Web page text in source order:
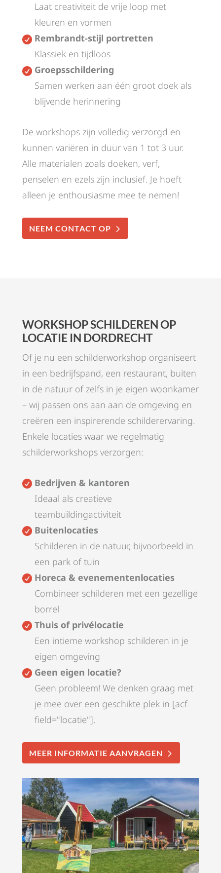
Laat creativiteit de vrije loop met
kleuren en vormen
 Rembrandt-stijl portretten
Klassiek en tijdloos
 Groepsschildering
Samen werken aan één groot doek als
blijvende herinnering
De workshops zijn volledig verzorgd en
kunnen variëren in duur van 1 tot 3 uur.
Alle materialen zoals doeken, verf,
penselen en ezels zijn inclusief. Je hoeft
alleen je enthousiasme mee te nemen!
NEEM CONTACT OP
WORKSHOP SCHILDEREN OP
LOCATIE IN DORDRECHT
Of je nu een schilderworkshop organiseert
in een bedrijfspand, een restaurant, buiten
in de natuur of zelfs in je eigen woonkamer
– wij passen ons aan aan de omgeving en
creëren een inspirerende schilderervaring.
Enkele locaties waar we regelmatig
schilderworkshops verzorgen:
 Bedrijven & kantoren
Ideaal als creatieve
teambuildingactiviteit
 Buitenlocaties
Schilderen in de natuur, bijvoorbeeld in
een park of tuin
 Horeca & evenementenlocaties
Combineer schilderen met een gezellige
borrel
 Thuis of privélocatie
Een intieme workshop schilderen in je
eigen omgeving
 Geen eigen locatie?
Geen probleem! We denken graag met
je mee over een geschikte plek in [acf
field="locatie"].
MEER INFORMATIE AANVRAGEN